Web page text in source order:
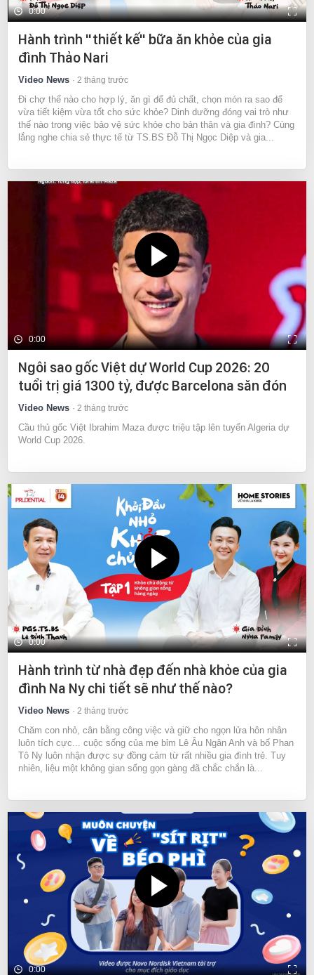
0:00
Hành trình "thiết kế" bữa ăn khỏe của gia
đình Thảo Nari
Video News 2 tháng trước
Đi chợ thế nào cho hợp lý, ăn gì để đủ chất, chọn món ra sao để
vừa tiết kiệm vừa tốt cho sức khỏe? Dinh dưỡng đóng vai trò như
thế nào trong việc bảo vệ sức khỏe cho bản thân và gia đình? Cùng
lắng nghe chia sẻ thực tế từ TS.BS Đỗ Thị Ngọc Diệp và gia...
0:00
Ngôi sao gốc Việt dự World Cup 2026: 20
tuổi trị giá 1300 tỷ, được Barcelona săn đón
Video News 2 tháng trước
Cầu thủ gốc Việt Ibrahim Maza được triệu tập lên tuyển Algeria dự
World Cup 2026.
0:00
Hành trình từ nhà đẹp đến nhà khỏe của gia
đình Na Ny chi tiết sẽ như thế nào?
Video News 2 tháng trước
Chăm con nhỏ, cân bằng công việc và giữ cho ngọn lửa hôn nhân
luôn tích cực... cuộc sống của mẹ bỉm Lê Âu Ngân Anh và bố Phan
Tô Ny luôn nhận được sự đồng cảm từ rất nhiều gia đình trẻ. Tuy
nhiên, liệu một không gian sống gọn gàng đã chắc chắn là...
0:00